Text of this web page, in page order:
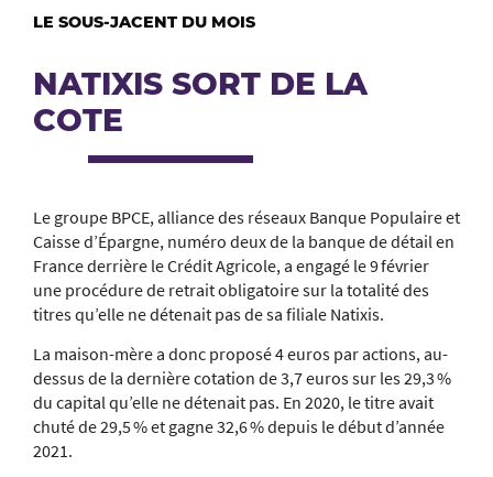
LE SOUS-JACENT DU MOIS
NATIXIS SORT DE LA
COTE
Le groupe BPCE, alliance des réseaux Banque Populaire et
Caisse d’Épargne, numéro deux de la banque de détail en
France derrière le Crédit Agricole, a engagé le 9 février
une procédure de retrait obligatoire sur la totalité des
titres qu’elle ne détenait pas de sa filiale Natixis.
La maison-mère a donc proposé 4 euros par actions, au-
dessus de la dernière cotation de 3,7 euros sur les 29,3 %
du capital qu’elle ne détenait pas. En 2020, le titre avait
chuté de 29,5 % et gagne 32,6 % depuis le début d’année
2021.